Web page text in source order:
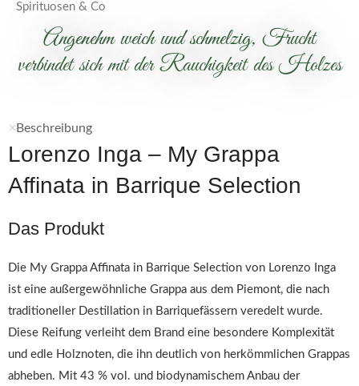
Spirituosen & Co
Angenehm weich und schmelzig, Frucht
verbindet sich mit der Rauchigkeit des Holzes
Beschreibung
Lorenzo Inga – My Grappa
Affinata in Barrique Selection
Das Produkt
Die My Grappa Affinata in Barrique Selection von Lorenzo Inga
ist eine außergewöhnliche Grappa aus dem Piemont, die nach
traditioneller Destillation in Barriquefässern veredelt wurde.
Diese Reifung verleiht dem Brand eine besondere Komplexität
und edle Holznoten, die ihn deutlich von herkömmlichen Grappas
abheben. Mit 43 % vol. und biodynamischem Anbau der